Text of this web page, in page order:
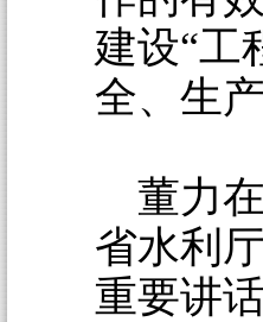
建设“工
全、生产
董力在
省水利
重要讲